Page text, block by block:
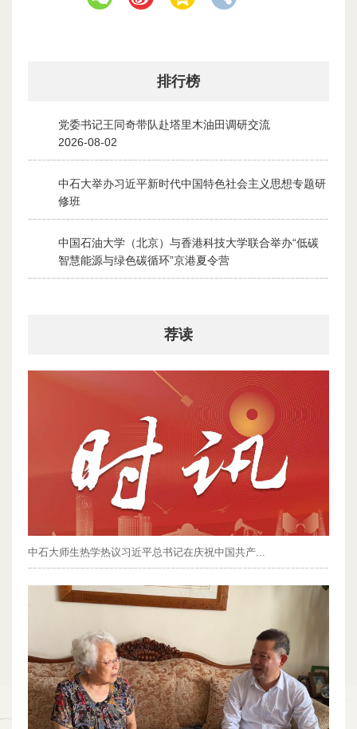
排行榜
党委书记王同奇带队赴塔里木油田调研交流
2026-08-02
中石大举办习近平新时代中国特色社会主义思想专题研
修班
2026-07-28
中国石油大学（北京）与香港科技大学联合举办“低碳
智慧能源与绿色碳循环”京港夏令营
2026-07-30
荐读
中石大师生热学热议习近平总书记在庆祝中国共产...